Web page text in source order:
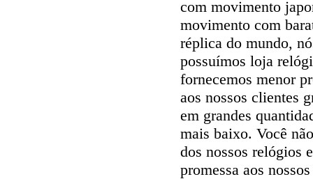
com movimento
movimento com
réplica do mundo,
possuímos loja
fornecemos menor
aos nossos clientes
em grandes
mais baixo. Você
dos nossos relógios
promessa aos